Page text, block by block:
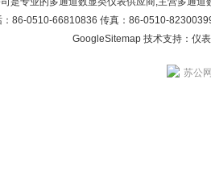
：86-0510-66810836 传真：86-0510-
GoogleSitemap技术支持： 仪
苏公